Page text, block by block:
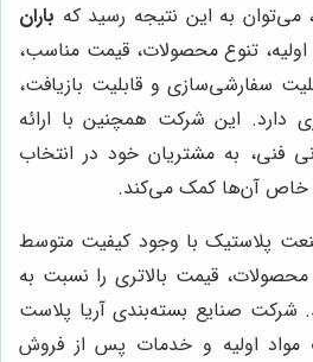
می‌توان به این نتیجه رسید که باران
اولیه، تنوع محصولات، قیمت مناسب،
سفارشی‌سازی و قابلیت بازیافت،
دارد. این شرکت همچنین با ارائه
فنی، به مشتریان خود در انتخاب
خاص آن‌ها کمک می‌کند.
پلاستیک با وجود کیفیت متوسط
قیمت بالاتری را نسبت به
شرکت صنایع بسته‌بندی آریا پلاست
مواد اولیه و خدمات پس از فروش